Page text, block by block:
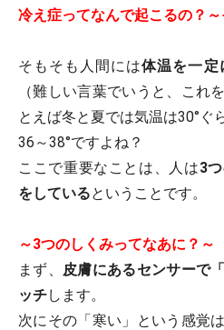
冷え症ってなんで起こるの？
そもそも人間には体温を一定
（難しい言葉でいうと、これ
とえば冬と夏では気温は30°ぐ
36～38°ですよね？
ここで重要なことは、人は3
をしているということです。
～3つのしくみってなあに？～
まず、 皮膚にあるセンサーで
ッチします。
次にその「寒い」という感覚